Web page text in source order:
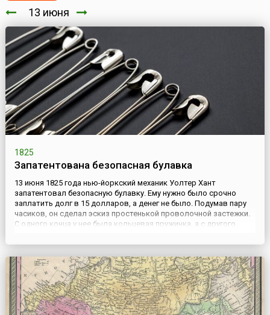
13 июня
1825
Запатентована безопасная булавка
13 июня 1825 года нью-йоркский механик Уолтер Хант
запатентовал безопасную булавку. Ему нужно было срочно
заплатить долг в 15 долларов, а денег не было. Подумав пару
часиков, он сделал эскиз простенькой проволочной застежки.
С одного конца у нее была кольцевая пружинка, а с другого
же продал права на своё изобретение за 400 долларов....